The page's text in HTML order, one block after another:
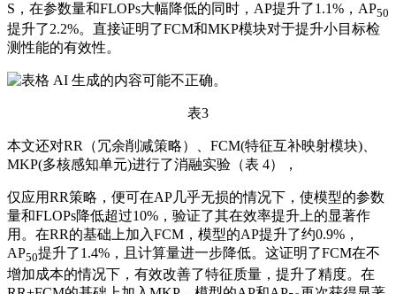
S，在参数量和FLOPs大幅降低的同时，AP提升了1.1%，AP50
提升了2.2%。直接证明了FCM和MKP模块对于提升小目标检
测性能的有效性。
表3
本文还对RR（冗余削减策略）、FCM(特征互补映射模块)、
MKP(多核感知单元)进行了消融实验（表 4），
仅应用RR策略，便可在AP几乎无损的情况下，使模型的参数
量和FLOPs降低超过10%，验证了其在效率提升上的显著作
用。在RR的基础上加入FCM，模型的AP提升了约0.9%，
AP50提升了1.4%，且计算量进一步降低。这证明了FCM在不
增加成本的情况下，有效改善了特征质量，提升了精度。在